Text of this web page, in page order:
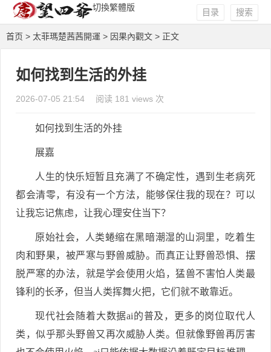
切換繁體版 搜索
目录
首页 > 太菲瑪楚茜茜開運 > 因果內觀文 > 正文
如何找到生活的外挂
2026-07-05 21:54 阅读 181 views 次
如何找到生活的外挂
展嘉
人生的快乐短暂且充满了不确定性，遇到生老病死
都会清零，有没有一个方法，能够保住我的现在？可以
让我忘记焦虑，让我心理安住当下？
原始社会，人类蜷缩在黑暗潮湿的山洞里，吃着生
肉和野果，被严寒与野兽威胁。而真正让野兽恐惧、摆
脱严寒的办法，就是学会使用火焰，猛兽不害怕人类最
锋利的长矛，但当人类挥舞火把，它们就不敢靠近。
现代社会随着大数据ai的普及，更多的岗位取代人
类，似乎那头野兽又再次威胁人类。但就像野兽再厉害